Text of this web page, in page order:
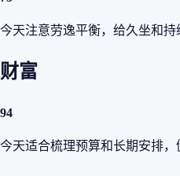
今天注意劳逸平衡，给久坐和持
财富
94
今天适合梳理预算和长期安排，